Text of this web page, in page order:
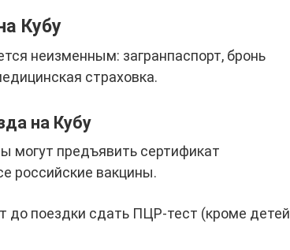
Кубу
неизменным: загранпаспорт, бронь
страховка.
на Кубу
могут предъявить сертификат
российские вакцины.
поездки сдать ПЦР-тест (кроме детей